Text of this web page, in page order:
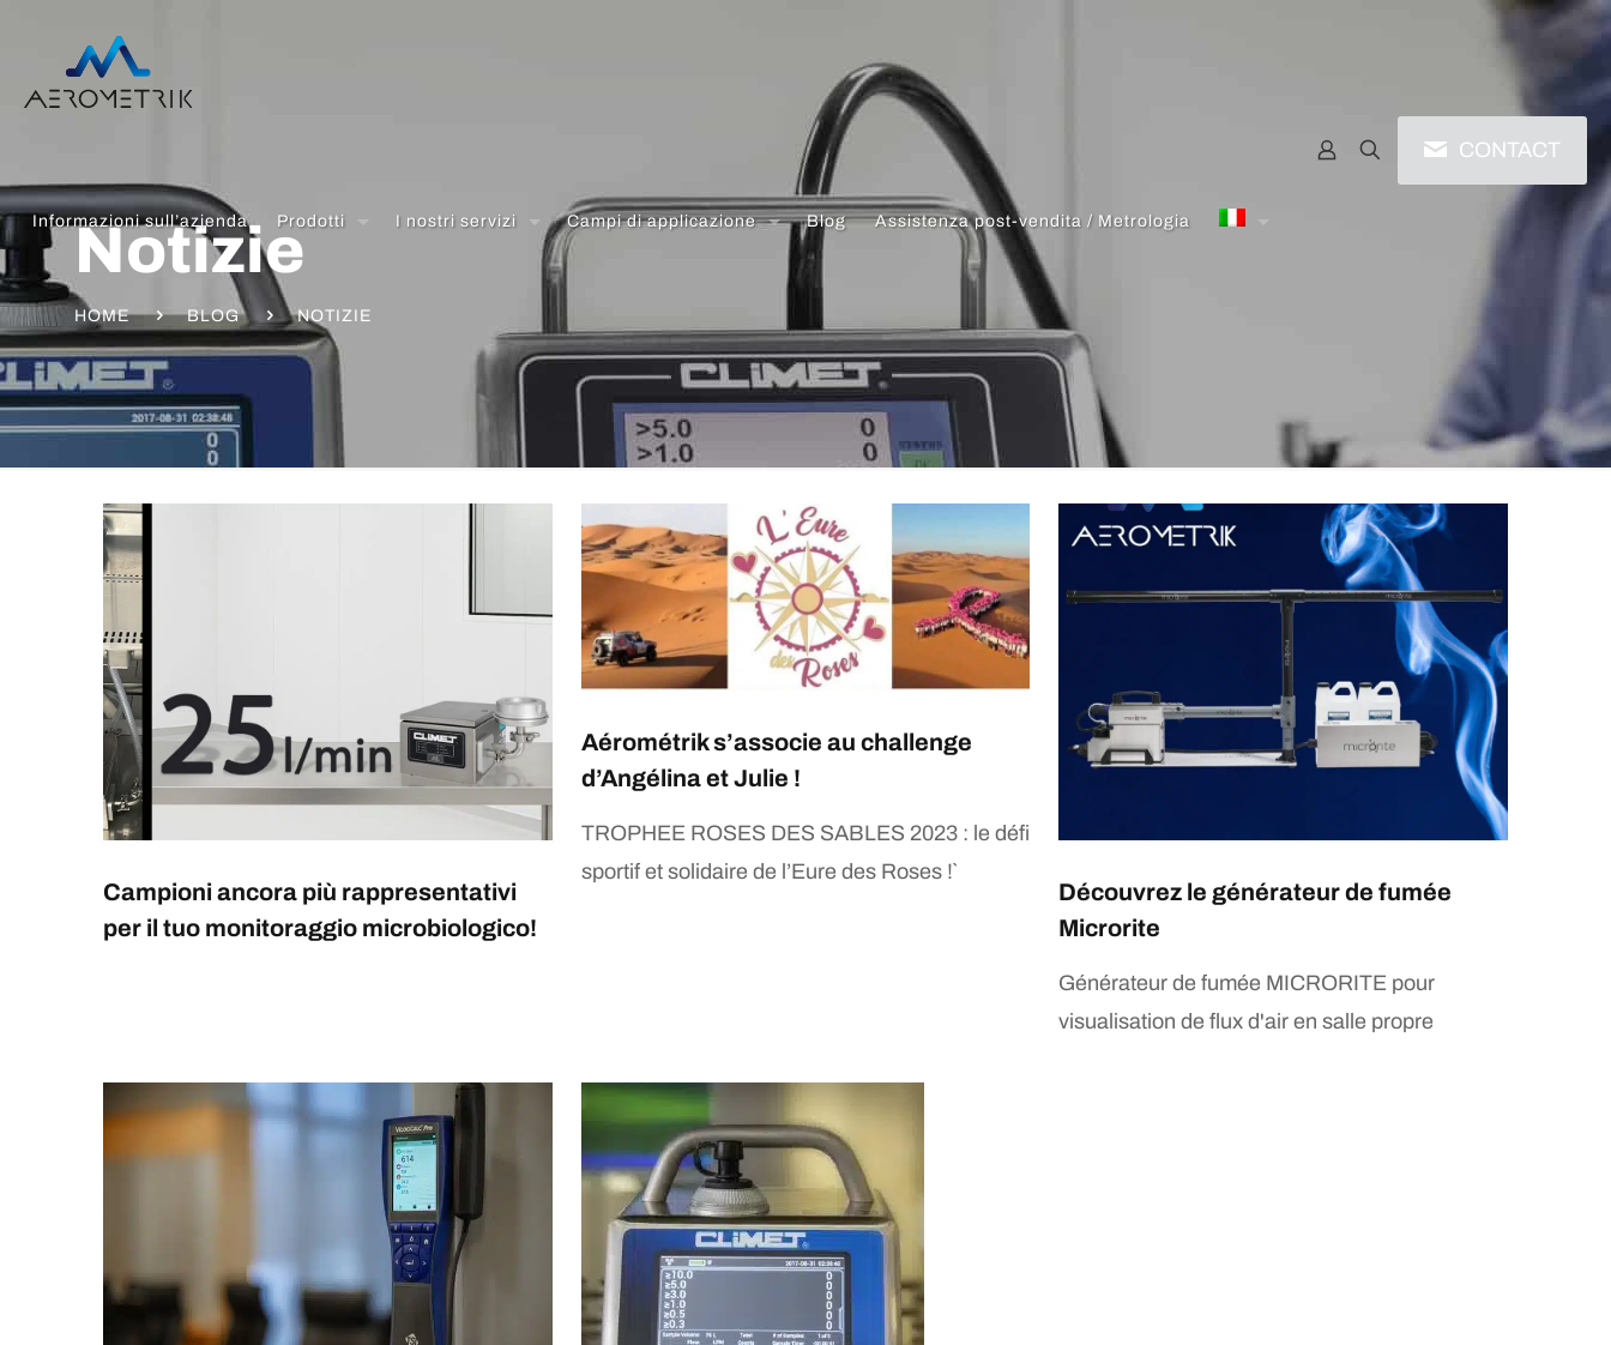
Informazioni sull’azienda Prodotti I nostri servizi Campi di applicazione Blog Assistenza post-vendita / Metrologia
CONTACT
Notizie
HOME BLOG NOTIZIE
Campioni ancora più rappresentativi
per il tuo monitoraggio microbiologico!
Aérométrik s’associe au challenge
d’Angélina et Julie !
TROPHEE ROSES DES SABLES 2023 : le défi
sportif et solidaire de l’Eure des Roses !`
Découvrez le générateur de fumée
Microrite
Générateur de fumée MICRORITE pour
visualisation de flux d'air en salle propre